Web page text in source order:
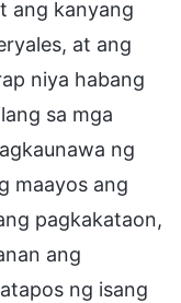
ang kanyang
at ang
niya habang
sa mga
ng
maayos ang
pagkakataon,
ang
ng isang